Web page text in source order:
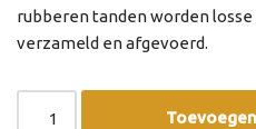
rubberen tanden worden
verzameld en afgevoerd.